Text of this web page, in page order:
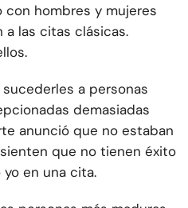
hombres y mujeres
las citas clásicas.
a personas
demasiadas
anunció que no estaban
que no tienen éxito
en una cita.